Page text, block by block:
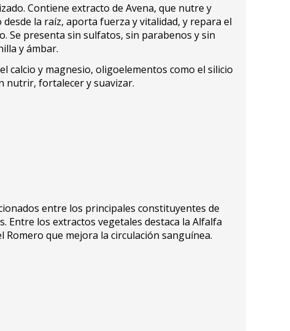
Contiene extracto de Avena, que nutre y
la raíz, aporta fuerza y vitalidad, y repara el
Se presenta sin sulfatos, sin parabenos y sin
y ámbar.
calcio y magnesio, oligoelementos como el silicio
nutrir, fortalecer y suavizar.
entre los principales constituyentes de
los extractos vegetales destaca la Alfalfa
que mejora la circulación sanguínea.